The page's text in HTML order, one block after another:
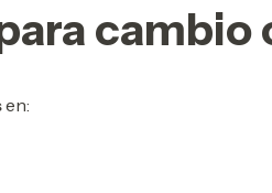
cambio
en: